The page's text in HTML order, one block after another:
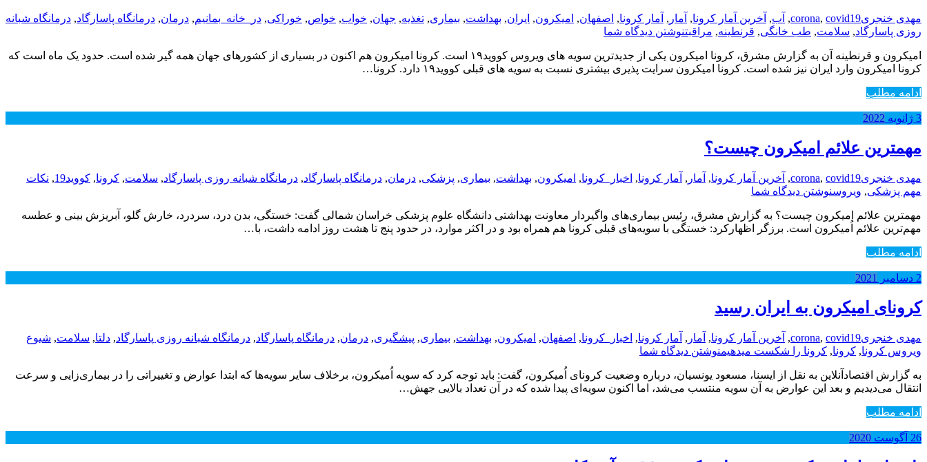
مهدی خنجری corona, covid19
, آب, آخرین آمار کرونا, آمار , آمار کرونا, اصفهان, امیکرون, ایران, بهداشت, بیماری, تغذیه, جهان, خواب, خواص, خوراکی, در_خانه_بمانیم, درمان, درمانگاه پاسارگاد, درمانگاه شبانه
روزی پاسارگاد, سلامت, طب خانگی, قرنطینه, مراقبتنوشتن دیدگاه شما
امیکرون و قرنطینه آن به گزارش مشرق، کرونا امیکرون یکی از جدیدترین سویه های ویروس کووید۱۹ است. کرونا امیکرون هم اکنون در بسیاری از کشورهای جهان همه گیر شده است. حدود یک ماه است که
کرونا امیکرون وارد ایران نیز شده است. کرونا امیکرون سرایت پذیری بیشتری نسبت به سویه های قبلی کووید۱۹ دارد. کرونا…
ادامه مطلب
3 ژانویه 2022
مهمترین علائم امیکرون چیست؟
مهدی خنجری corona, covid19
, آخرین آمار کرونا, آمار , آمار کرونا, اخبار_کرونا, امیکرون, بهداشت, بیماری, پزشکی, درمان, درمانگاه پاسارگاد, درمانگاه شبانه روزی پاسارگاد, سلامت, کرونا, کووید19 , نکات
مهم پزشکی, ویروسنوشتن دیدگاه شما
مهمترین علائم امیکرون چیست؟ به گزارش مشرق، رئیس بیماری‌های واگیردار معاونت بهداشتی دانشگاه علوم پزشکی خراسان شمالی گفت: خستگی، بدن ‌درد، سردرد، خارش گلو، آبریزش بینی و عطسه
مهم‌ترین علائم اُمیکرون است. برزگر اظهارکرد: خستگی با سویه‌های قبلی کرونا هم همراه بود و در اکثر موارد، در حدود پنج تا هشت روز ادامه داشت، با…
ادامه مطلب
2 دسامبر 2021
کرونای امیکرون به ایران رسید
مهدی خنجری corona, covid19
, آخرین آمار کرونا, آمار , آمار کرونا, اخبار_کرونا, اصفهان, امیکرون, بهداشت, بیماری, پیشگیری, درمان, درمانگاه پاسارگاد, درمانگاه شبانه روزی پاسارگاد, دلتا, سلامت, شیوع
ویروس کرونا, کرونا, کرونا را شکست میدهیمنوشتن دیدگاه شما
به گزارش اقتصادآنلاین به نقل از ایسنا، مسعود یونسیان، درباره وضعیت کرونای اُمیکرون، گفت: باید توجه کرد که سویه اُمیکرون، برخلاف سایر سویه‌ها که ابتدا عوارض و تغییراتی را در بیماری‌زایی و سرعت
انتقال می‌دیدیم و بعد این عوارض به آن سویه منتسب می‌شد، اما اکنون سویه‌ای پیدا شده که در آن تعداد بالایی جهش…
ادامه مطلب
26 آگوست 2020